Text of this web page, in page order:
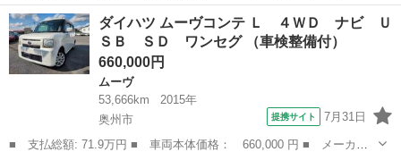
名： ダイハツ ■ 車種名： ムーヴ ■ グレード名： Ｘ ＶＳ
ＩＩ ４ＷＤ車検新規２年ＫＦチェーンベルトキーレスＨＤＤナビゲ
ーション地デジＴ...
岩手 盛岡市 ムーヴ
ダイハツ ムーヴコンテ Ｌ ４ＷＤ ナビ Ｕ
ＳＢ ＳＤ ワンセグ （車検整備付）
660,000円
ムーヴ
53,666km
2015年
奥州市
提携サイト 7月31日
■ 支払総額: 71.9万円 ■ 車両本体価格： 660,000 円 ■ メーカー